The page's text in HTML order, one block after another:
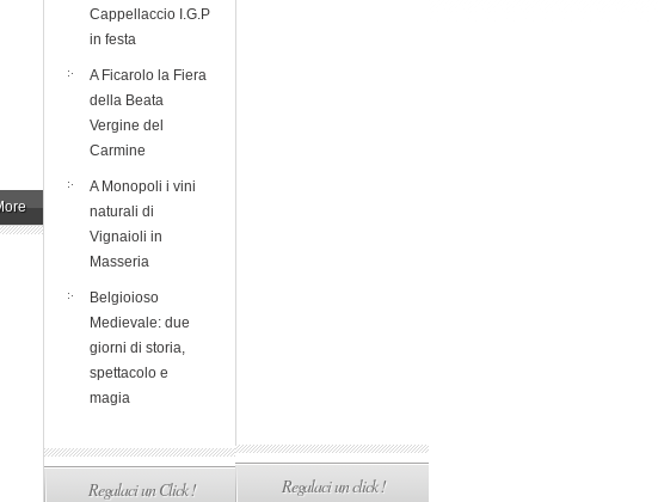
Cappellaccio I.G.P
in festa
A Ficarolo la Fiera
della Beata
Vergine del
Carmine
A Monopoli i vini
naturali di
Vignaioli in
Masseria
Belgioioso
Medievale: due
giorni di storia,
spettacolo e
magia
Regalaci un Click ! Regalaci un click !